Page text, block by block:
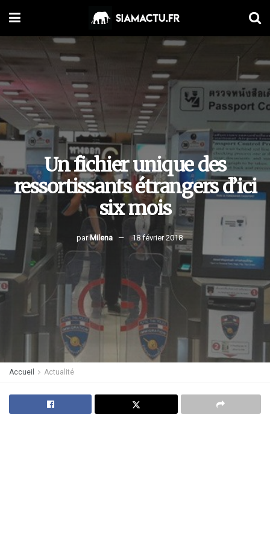
Un fichier unique des
ressortissants étrangers d’ici
six mois
par Milena 18 février 2018
Accueil Actualité